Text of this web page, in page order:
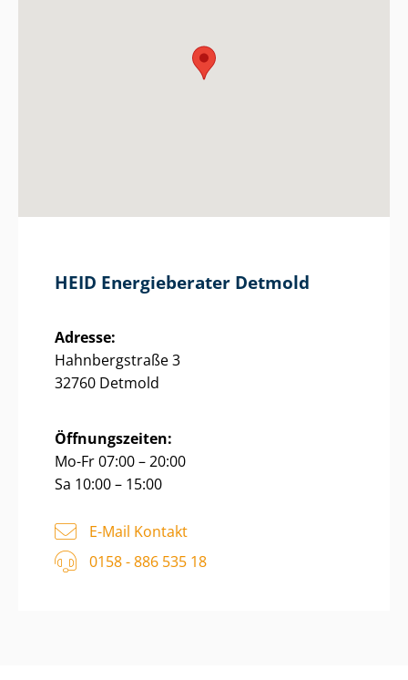
HEID Energieberater Detmold
Adresse:
Hahnbergstraße 3
32760 Detmold
Öffnungszeiten:
Mo-Fr 07:00 – 20:00
Sa 10:00 – 15:00
E-Mail Kontakt
0158 - 886 535 18